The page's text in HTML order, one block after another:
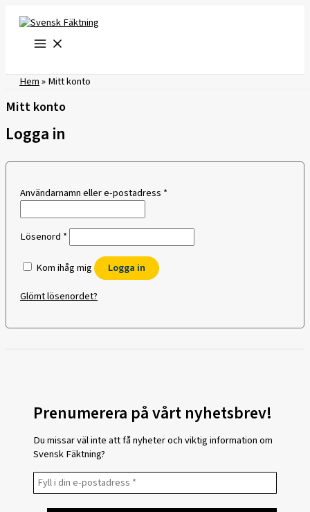
innehåll
Hem»Mitt konto
Mitt konto
Logga in
Användarnamn eller e-postadress *Obligatoriskt
Lösenord *Obligatoriskt
Kom ihåg mig
Logga in
Glömt lösenordet?
Prenumerera på vårt nyhetsbrev!
Du missar väl inte att få nyheter och viktig information om
Svensk Fäktning?